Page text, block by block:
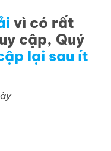
vì có rất
cập, Quý
lại sau ít